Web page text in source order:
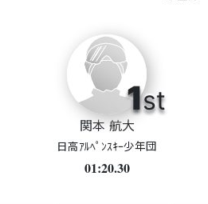
1st
関本 航大
日高ｱﾙﾍﾟﾝｽｷｰ少年団
01:20.30